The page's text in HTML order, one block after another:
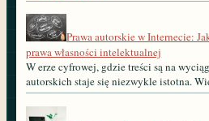
Prawa autorskie w Internecie:
prawa własności intelektualnej
W erze cyfrowej, gdzie treści są na
autorskich staje się niezwykle istotna.